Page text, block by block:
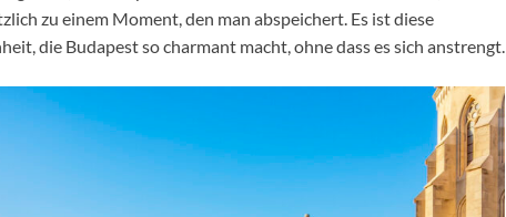
zu einem Moment, den man abspeichert. Es ist diese
die Budapest so charmant macht, ohne dass es sich anstrengt.